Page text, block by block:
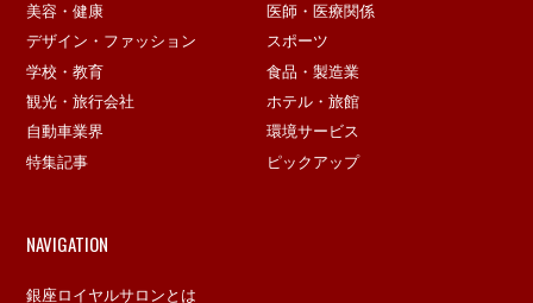
美容・健康
医師・医療関係
デザイン・ファッション
スポーツ
学校・教育
食品・製造業
観光・旅行会社
ホテル・旅館
自動車業界
環境サービス
特集記事
ピックアップ
NAVIGATION
銀座ロイヤルサロンとは